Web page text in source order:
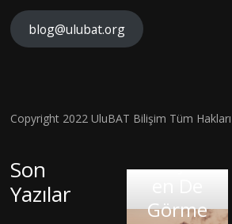
blog@ulubat.org
Copyright 2022 UluBAT Bilişim Tüm Hakları
Son
Yazılar
BEYİN
SI BİR
ATİK
Hava
Görme
MLARIN
IN
FİZYOL
TARİHS
EL
SÜREÇ
KIRIK